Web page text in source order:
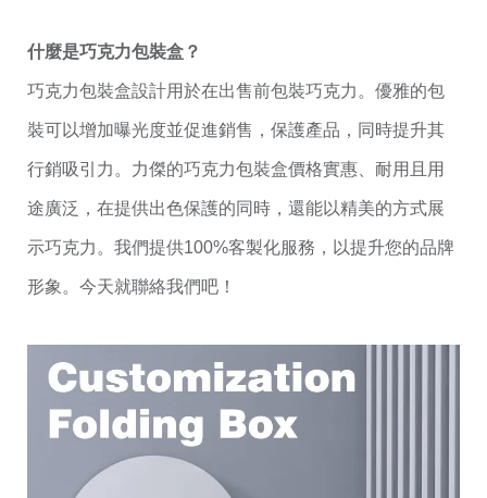
什麼是巧克力包裝盒？
巧克力包裝盒設計用於在出售前包裝巧克力。優雅的包
裝可以增加曝光度並促進銷售，保護產品，同時提升其
行銷吸引力。力傑的巧克力包裝盒價格實惠、耐用且用
途廣泛，在提供出色保護的同時，還能以精美的方式展
示巧克力。我們提供100%客製化服務，以提升您的品牌
形象。今天就聯絡我們吧！